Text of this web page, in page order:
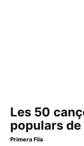
Les 50
populars
Primera Fila